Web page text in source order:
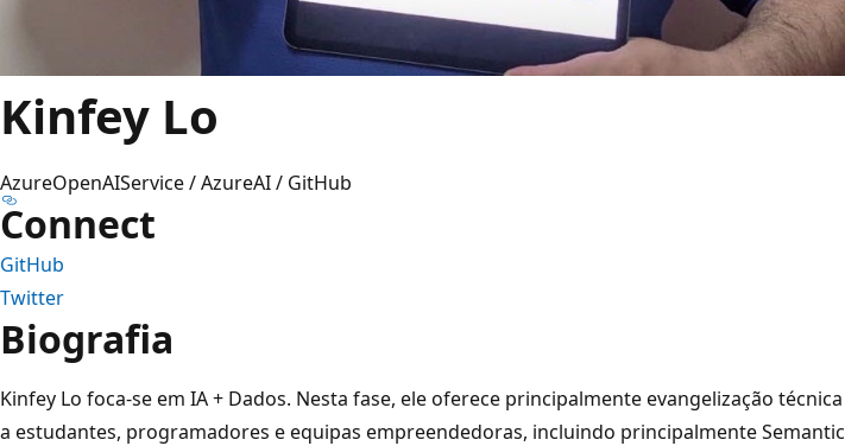
Kinfey Lo
AzureOpenAIService / AzureAI / GitHub
Connect
GitHub
Twitter
Biografia
Kinfey Lo foca-se em IA + Dados. Nesta fase, ele oferece principalmente evangelização técnica
a estudantes, programadores e equipas empreendedoras, incluindo principalmente Semantic